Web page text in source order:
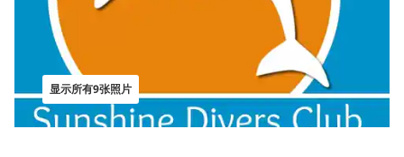
显示所有9张照片